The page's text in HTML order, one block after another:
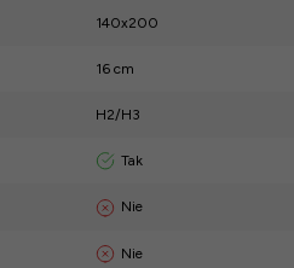
140x200
16 cm
H2/H3
Tak
Nie
Nie